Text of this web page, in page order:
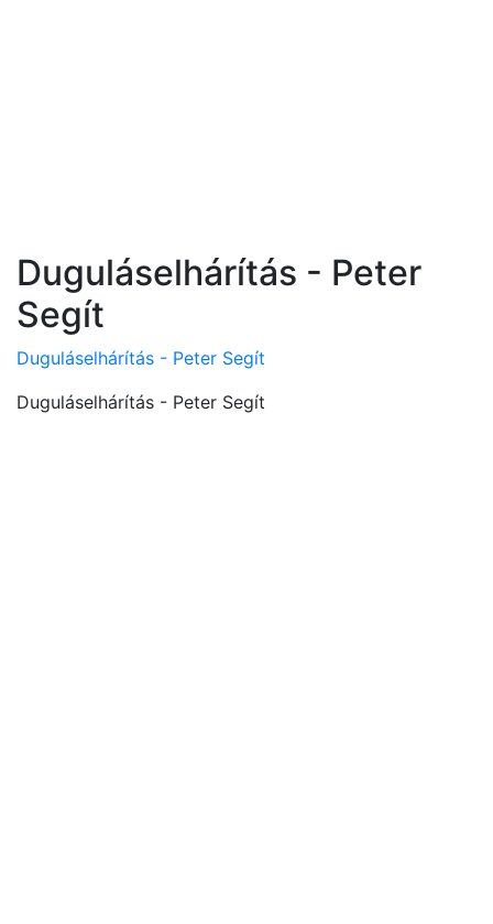
Duguláselhárítás - Peter
Segít
Duguláselhárítás - Peter Segít
Duguláselhárítás - Peter Segít